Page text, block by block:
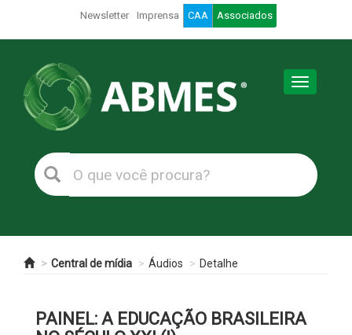
Newsletter Imprensa CAA Associados
Toggle
Central de mídia Áudios Detalhe
PAINEL: A EDUCAÇÃO BRASILEIRA